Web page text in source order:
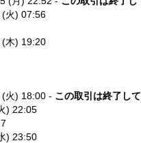
火) 07:56
木) 19:20
火) 18:00 - この取引は終了して
) 22:05
) 23:50